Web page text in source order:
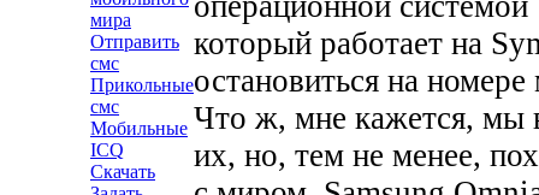
мира
Отправить
смс
Прикольные
смс
Мобильные
ICQ
Скачать
который работает на
остановиться на
Что ж, мне кажется, мы
их, но, тем не менее,